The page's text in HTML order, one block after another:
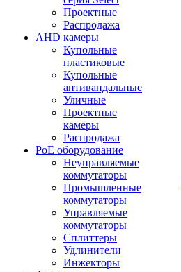
Проектные
Распродажа
AHD камеры
Купольные
пластиковые
Купольные
антивандальные
Уличные
Проектные
камеры
Распродажа
PoE оборудование
Неуправляемые
коммутаторы
Промышленные
коммутаторы
Управляемые
коммутаторы
Сплиттеры
Удлинители
Инжекторы